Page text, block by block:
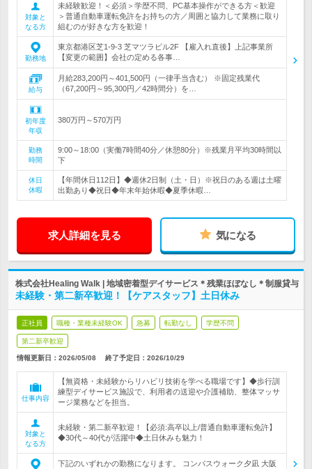
対象と
なる方
未経験歓迎！＜必須＞学歴不問、PC基本操作ができる方＜歓迎
＞普通自動車運転免許をお持ちの方／周囲と協力して業務に取り
組むのが好きな方を歓迎！
勤務地
東京都港区芝1-9-3 芝マツラビル2F 【雇入れ直後】上記事業所
【変更の範囲】会社の定める各事…
給与
月給283,200円～401,500円（一律手当含む） ※固定残業代
（67,200円～95,300円／42時間分）を…
初年度
年収
380万円～570万円
勤務
時間
9:00～18:00（実働7時間40分／休憩80分）※残業月平均30時間以
下
休日
休暇
【年間休日112日】◆週休2日制（土・日）※祝日のある週は土曜
出勤あり◆祝日◆年末年始休暇◆夏季休暇…
求人詳細を見る 気になる
株式会社Healing Walk | 地域密着型デイサービス＊残業ほぼなし＊制服貸与
未経験・第二新卒歓迎！【ケアスタッフ】土日休み
正社員 職種・業種未経験OK 急募 転勤なし 学歴不問
第二新卒歓迎
情報更新日：2026/05/08 終了予定日： 2026/10/29
仕事内容
【無資格・未経験からリハビリ技術を学べる職場です】◆歩行訓
練型デイサービス施設で、利用者の送迎や介護補助、整体マッサ
ージ業務などを担当。
対象と
なる方
未経験・第二新卒歓迎！【必須:高卒以上/普通自動車運転免許】
◆30代～40代が活躍中◆土日休みも魅力！
下記のいずれかの勤務になります。 コンパスウォーク夕凪 大阪